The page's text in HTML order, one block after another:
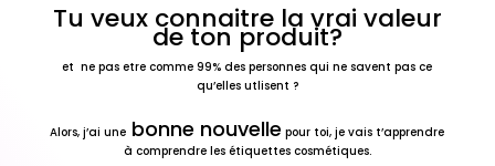
Tu veux connaitre la vrai valeur
de ton produit?
et ne pas etre comme 99% des personnes qui ne savent pas ce
qu’elles utlisent ?
Alors, j’ai une bonne nouvelle pour toi, je vais t’apprendre
à comprendre les étiquettes cosmétiques.